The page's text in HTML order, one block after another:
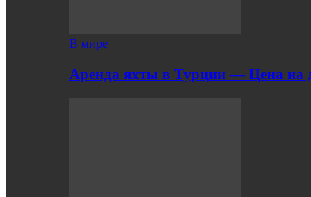
В мире
Аренда яхты в Турции — Цена на